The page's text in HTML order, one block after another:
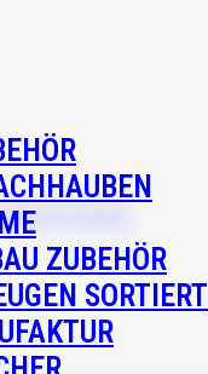
ZUBEHÖR
SORTIERT
Kontakt